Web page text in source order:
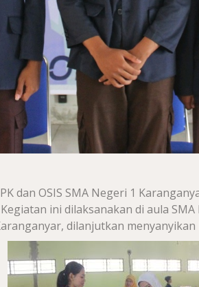
dan OSIS SMA Negeri 1
ini dilaksanakan di aula
dilanjutkan menyanyikan